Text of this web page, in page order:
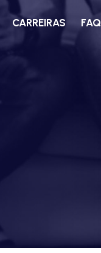
CARREIRAS FAQ